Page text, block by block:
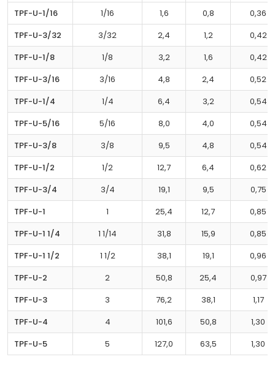
TPF-U-1/16
1/16 1,6 0,8
0,36
TPF-U-3/32
3/32 2,4 1,2
0,42
TPF-U-1/8
1/8 3,2 1,6
0,42
TPF-U-3/16
3/16 4,8 2,4
0,52
TPF-U-1/4
1/4 6,4 3,2
0,54
TPF-U-5/16
5/16 8,0 4,0
0,54
TPF-U-3/8
3/8 9,5 4,8
0,54
TPF-U-1/2
1/2 12,7 6,4
0,62
TPF-U-3/4
3/4 19,1 9,5
0,75
TPF-U-1
1 25,4 12,7
0,85
TPF-U-1 1/4
1 1/14 31,8 15,9
0,85
TPF-U-1 1/2
1 1/2 38,1 19,1
0,96
TPF-U-2
2 50,8 25,4
0,97
TPF-U-3
3 76,2 38,1
1,17
TPF-U-4
4 101,6 50,8
1,30
TPF-U-5
5 127,0 63,5 1,30